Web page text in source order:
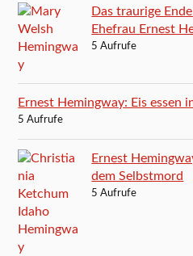
Das traurige
Ehefrau Ernest
5 Aufrufe
Ernest Hemingway: Eis essen
5 Aufrufe
Ernest
dem Selbstmord
5 Aufrufe